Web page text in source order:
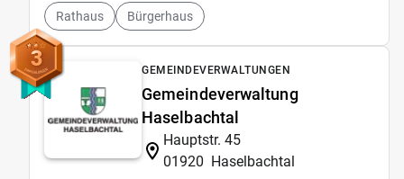
Rathaus Bürgerhaus
3 GEMEINDEVERWALTUNGEN
Gemeindeverwaltung
Haselbachtal
Hauptstr. 45
01920 Haselbachtal